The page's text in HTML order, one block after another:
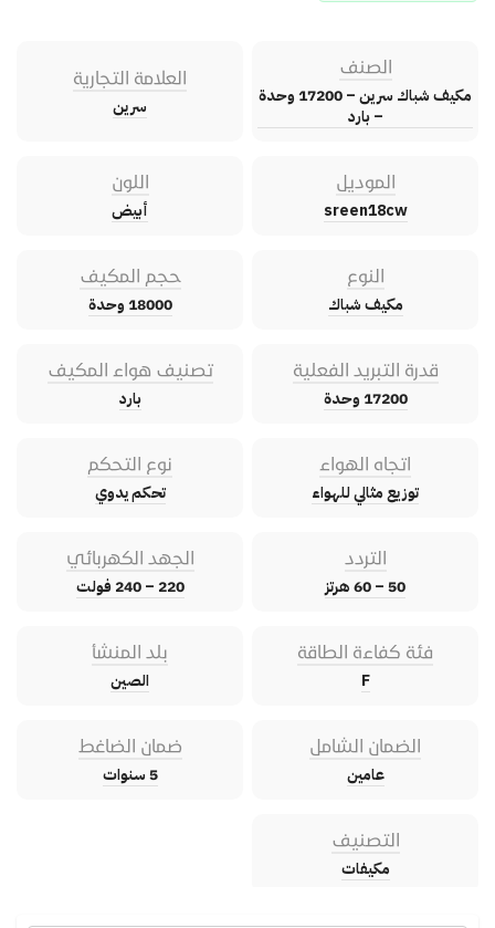
الصنف
مكيف شباك سرين – 17200 وحدة
– بارد
العلامة التجارية
سرين
الموديل
sreen18cw
اللون
أبيض
النوع
مكيف شباك
حجم المكيف
18000 وحدة
قدرة التبريد الفعلية
17200 وحدة
تصنيف هواء المكيف
بارد
اتجاه الهواء
توزيع مثالي للهواء
نوع التحكم
تحكم يدوي
التردد
50 – 60 هرتز
الجهد الكهربائي
220 – 240 فولت
فئة كفاءة الطاقة
F
بلد المنشأ
الصين
الضمان الشامل
عامين
ضمان الضاغط
5 سنوات
التصنيف
مكيفات